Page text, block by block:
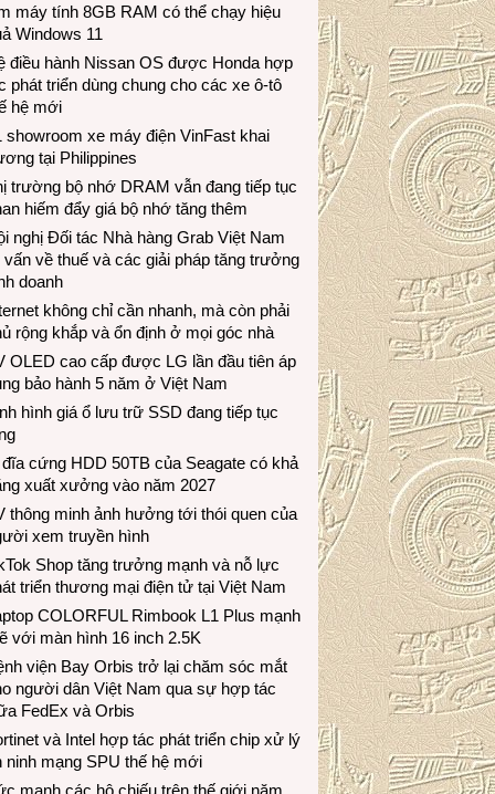
máy tính 8GB RAM có thể chạy hiệu
Windows 11
điều hành Nissan OS được Honda hợp
phát triển dùng chung cho các xe ô-tô
hệ mới
showroom xe máy điện VinFast khai
tại Philippines
trường bộ nhớ DRAM vẫn đang tiếp tục
hiếm đẩy giá bộ nhớ tăng thêm
nghị Đối tác Nhà hàng Grab Việt Nam
về thuế và các giải pháp tăng trưởng
doanh
không chỉ cần nhanh, mà còn phải
rộng khắp và ổn định ở mọi góc nhà
OLED cao cấp được LG lần đầu tiên áp
bảo hành 5 năm ở Việt Nam
hình giá ổ lưu trữ SSD đang tiếp tục
cứng HDD 50TB của Seagate có khả
xuất xưởng vào năm 2027
thông minh ảnh hưởng tới thói quen của
xem truyền hình
Shop tăng trưởng mạnh và nỗ lực
triển thương mại điện tử tại Việt Nam
COLORFUL Rimbook L1 Plus mạnh
với màn hình 16 inch 2.5K
viện Bay Orbis trở lại chăm sóc mắt
người dân Việt Nam qua sự hợp tác
FedEx và Orbis
và Intel hợp tác phát triển chip xử lý
ninh mạng SPU thế hệ mới
mạnh các hộ chiếu trên thế giới năm